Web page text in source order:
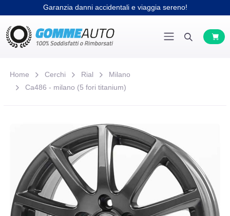
Garanzia danni accidentali e viaggia sereno!
Home Cerchi Rial
Milano
Ca486 - milano (5 fori titanium)